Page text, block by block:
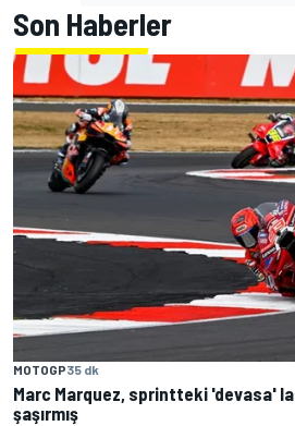
Son Haberler
MOTOGP35 dk
Marc Marquez, sprintteki 'devasa'
şaşırmış